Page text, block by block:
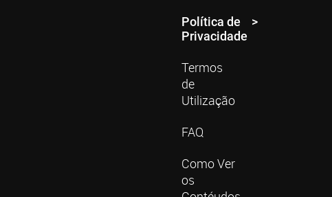
Política de
Privacidade
Termos
de
Utilização
FAQ
Como Ver
os